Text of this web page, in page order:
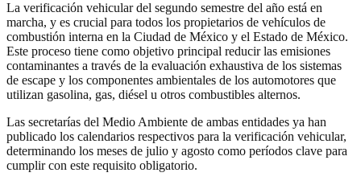
La verificación vehicular del segundo semestre del año está en
marcha, y es crucial para todos los propietarios de vehículos de
combustión interna en la Ciudad de México y el Estado de México.
Este proceso tiene como objetivo principal reducir las emisiones
contaminantes a través de la evaluación exhaustiva de los sistemas
de escape y los componentes ambientales de los automotores que
utilizan gasolina, gas, diésel u otros combustibles alternos.
Las secretarías del Medio Ambiente de ambas entidades ya han
publicado los calendarios respectivos para la verificación vehicular,
determinando los meses de julio y agosto como períodos clave para
cumplir con este requisito obligatorio.